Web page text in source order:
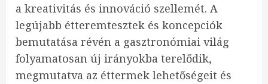
a kreativitás és innováció szellemét. A
legújabb étteremtesztek és koncepciók
bemutatása révén a gasztronómiai világ
folyamatosan új irányokba terelődik,
megmutatva az éttermek lehetőségeit és